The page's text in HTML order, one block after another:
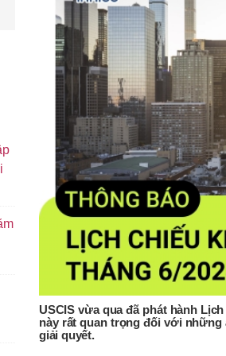
USCIS vừa qua đã phát hành
này rất quan trọng đối với
giải quyết.